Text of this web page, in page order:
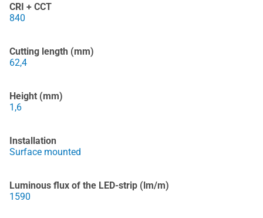
CRI + CCT
840
Cutting length (mm)
62,4
Height (mm)
1,6
Installation
Surface mounted
Luminous flux of the LED-strip (lm/m)
1590